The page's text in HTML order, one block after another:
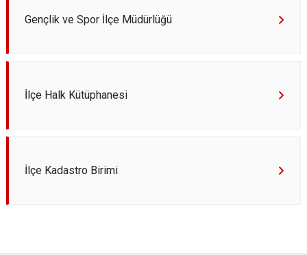
Gençlik ve Spor İlçe Müdürlüğü
İlçe Halk Kütüphanesi
İlçe Kadastro Birimi